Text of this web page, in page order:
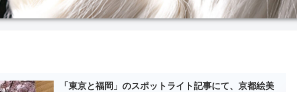
「東京と福岡」のスポットライト記事にて、京都絵美